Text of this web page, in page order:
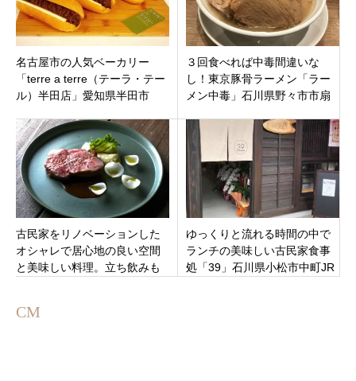
名古屋市の人気ベーカリー
「terre a terre（テーラ・テー
ル）半田店」愛知県半田市
３回食べれば中毒間違いな
し！東京豚骨ラーメン「ラー
メン中毒」石川県野々市市扇
ープン
古民家をリノベーションした
オシャレで居心地の良い空間
と美味しい料理。立ち飲みも
ゆっくりと流れる時間の中で
ランチの美味しい古民家食事
処「39」石川県小松市中町JR
CM